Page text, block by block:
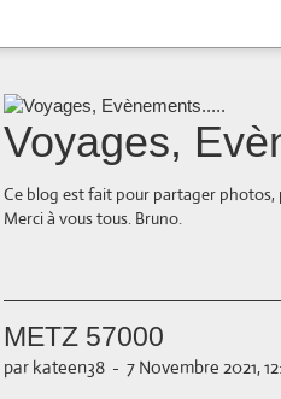
Voyages,
Ce blog est fait pour partager photos,
Merci à vous tous. Bruno.
METZ 57000
par kateen38 - 7 Novembre 2021,